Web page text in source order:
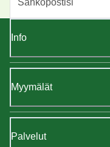
Info
Myymälät
Palvelut